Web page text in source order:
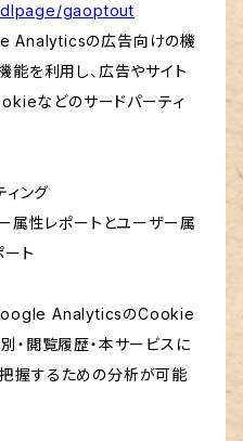
gaoptout
Analyticsの広告向けの機
能を利用し、広告やサイト
などのサードパーティ
ング
性レポートとユーザー属
ート
Google AnalyticsのCookie
・閲覧履歴・本サービスに
握するための分析が可能